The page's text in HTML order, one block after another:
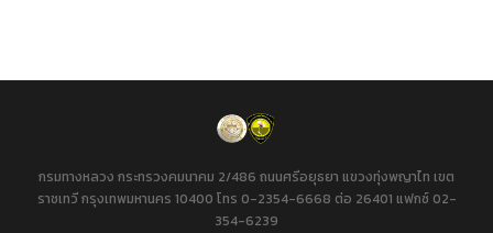
กรมทางหลวง กระทรวงคมนาคม 2/486 ถนนศรีอยุธยา แขวงทุ่งพญาไท เขต
ราชเทวี กรุงเทพมหานคร 10400 โทร 0-2354-6668 ต่อ 26401 แฟกซ์ 02-
354-6239